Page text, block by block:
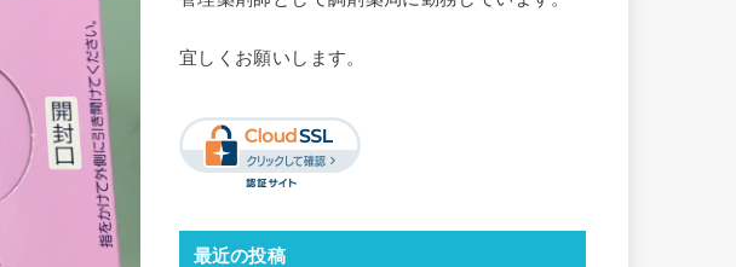
宜しくお願いします。
最近の投稿